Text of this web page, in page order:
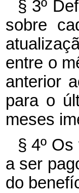
§ 3º
sobre
entre o
anterior
para o
meses
§ 4º
a ser
do